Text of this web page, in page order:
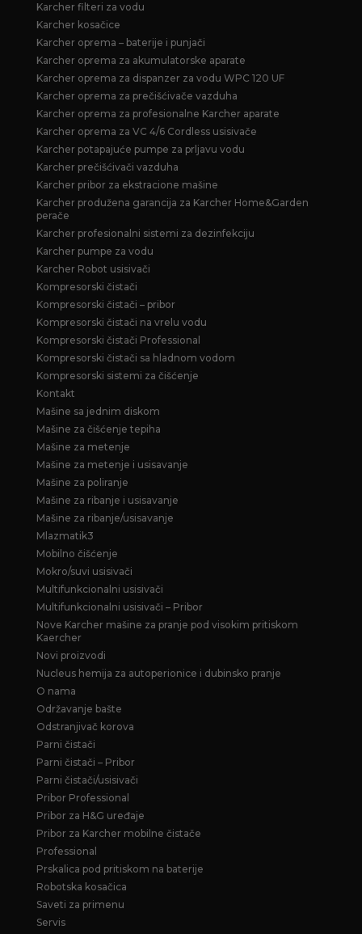
Karcher filteri za vodu
Karcher kosačice
Karcher oprema – baterije i punjači
Karcher oprema za akumulatorske aparate
Karcher oprema za dispanzer za vodu WPC 120 UF
Karcher oprema za prečišćivače vazduha
Karcher oprema za profesionalne Karcher aparate
Karcher oprema za VC 4/6 Cordless usisivače
Karcher potapajuće pumpe za prljavu vodu
Karcher prečišćivači vazduha
Karcher pribor za ekstracione mašine
Karcher produžena garancija za Karcher Home&Garden
perače
Karcher profesionalni sistemi za dezinfekciju
Karcher pumpe za vodu
Karcher Robot usisivači
Kompresorski čistači
Kompresorski čistači – pribor
Kompresorski čistači na vrelu vodu
Kompresorski čistači Professional
Kompresorski čistači sa hladnom vodom
Kompresorski sistemi za čišćenje
Kontakt
Mašine sa jednim diskom
Mašine za čišćenje tepiha
Mašine za metenje
Mašine za metenje i usisavanje
Mašine za poliranje
Mašine za ribanje i usisavanje
Mašine za ribanje/usisavanje
Mlazmatik3
Mobilno čišćenje
Mokro/suvi usisivači
Multifunkcionalni usisivači
Multifunkcionalni usisivači – Pribor
Nove Karcher mašine za pranje pod visokim pritiskom
Kaercher
Novi proizvodi
Nucleus hemija za autoperionice i dubinsko pranje
O nama
Održavanje bašte
Odstranjivač korova
Parni čistači
Parni čistači – Pribor
Parni čistači/usisivači
Pribor Professional
Pribor za H&G uređaje
Pribor za Karcher mobilne čistače
Professional
Prskalica pod pritiskom na baterije
Robotska kosačica
Saveti za primenu
Servis